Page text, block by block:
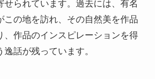
せられています。過去には、有名
この地を訪れ、その自然美を作品
、作品のインスピレーションを得
話が残っています。